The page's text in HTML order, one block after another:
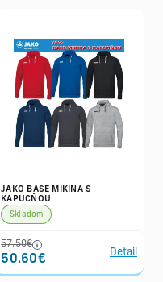
JAKO BASE MIKINA S
KAPUCŇOU
Skladom
57.50€
50.60€
Detail